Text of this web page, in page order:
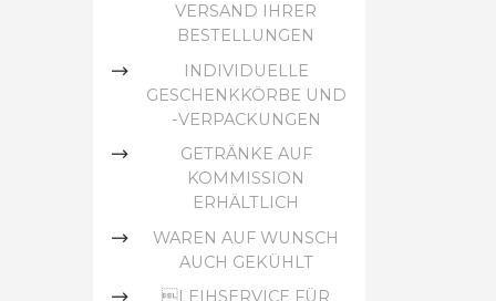
VERSAND IHRER
BESTELLUNGEN
INDIVIDUELLE
GESCHENKKÖRBE UND
-VERPACKUNGEN
GETRÄNKE AUF
KOMMISSION
ERHÄLTLICH
WAREN AUF WUNSCH
AUCH GEKÜHLT
LEIHSERVICE FÜR